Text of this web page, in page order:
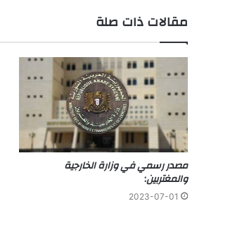
مقالات ذات صلة
مصدر رسمي في وزارة الخارجية
والمغتربين:
2023-07-01